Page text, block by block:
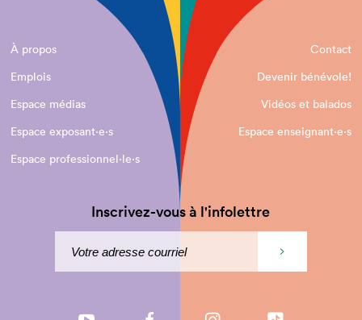
À propos
Contact
Emplois
Devenir bénévole!
Espace médias
Vidéos et balados
Espace exposant·e⋅s
Espace enseignant·e⋅s
Espace professionnel·le⋅s
Inscrivez-vous à l'infolettre